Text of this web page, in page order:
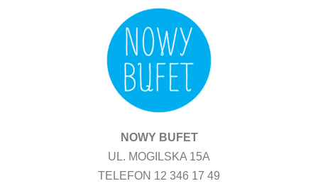
NOWY BUFET
UL. MOGILSKA 15A
TELEFON 12 346 17 49